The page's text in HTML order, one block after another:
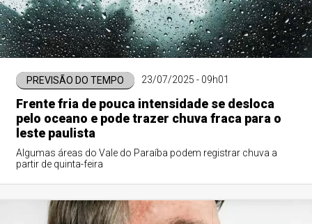
PREVISÃO DO TEMPO 23/07/2025 - 09h01
Frente fria de pouca intensidade se desloca
pelo oceano e pode trazer chuva fraca para o
leste paulista
Algumas áreas do Vale do Paraíba podem registrar chuva a
partir de quinta-feira